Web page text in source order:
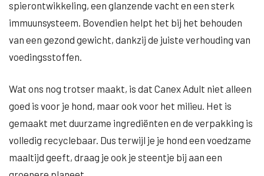
spierontwikkeling, een glanzende vacht en een sterk
immuunsysteem. Bovendien helpt het bij het behouden
van een gezond gewicht, dankzij de juiste verhouding van
voedingsstoffen.
Wat ons nog trotser maakt, is dat Canex Adult niet alleen
goed is voor je hond, maar ook voor het milieu. Het is
gemaakt met duurzame ingrediënten en de verpakking is
volledig recyclebaar. Dus terwijl je je hond een voedzame
maaltijd geeft, draag je ook je steentje bij aan een